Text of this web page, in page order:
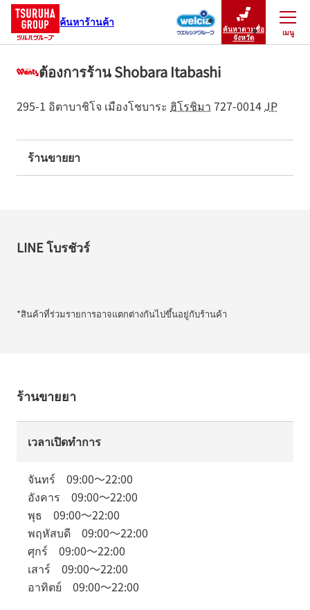
ค้นหาร้านค้า
ค้นหาตามชื่อ
จังหวัด
เมนู
ปิดเมนู
ต้องการร้าน Shobara Itabashi
295-1 อิตาบาชิโจ เมืองโชบาระ ฮิโรชิมา 727-0014JP
ร้านขายยา
LINE โบรชัวร์
*สินค้าที่ร่วมรายการอาจแตกต่างกันไปขึ้นอยู่กับร้านค้า
ร้านขายยา
เวลาเปิดทำการ
จันทร์ 09:00～22:00
อังคาร 09:00～22:00
พุธ 09:00～22:00
พฤหัสบดี 09:00～22:00
ศุกร์ 09:00～22:00
เสาร์ 09:00～22:00
อาทิตย์ 09:00～22:00